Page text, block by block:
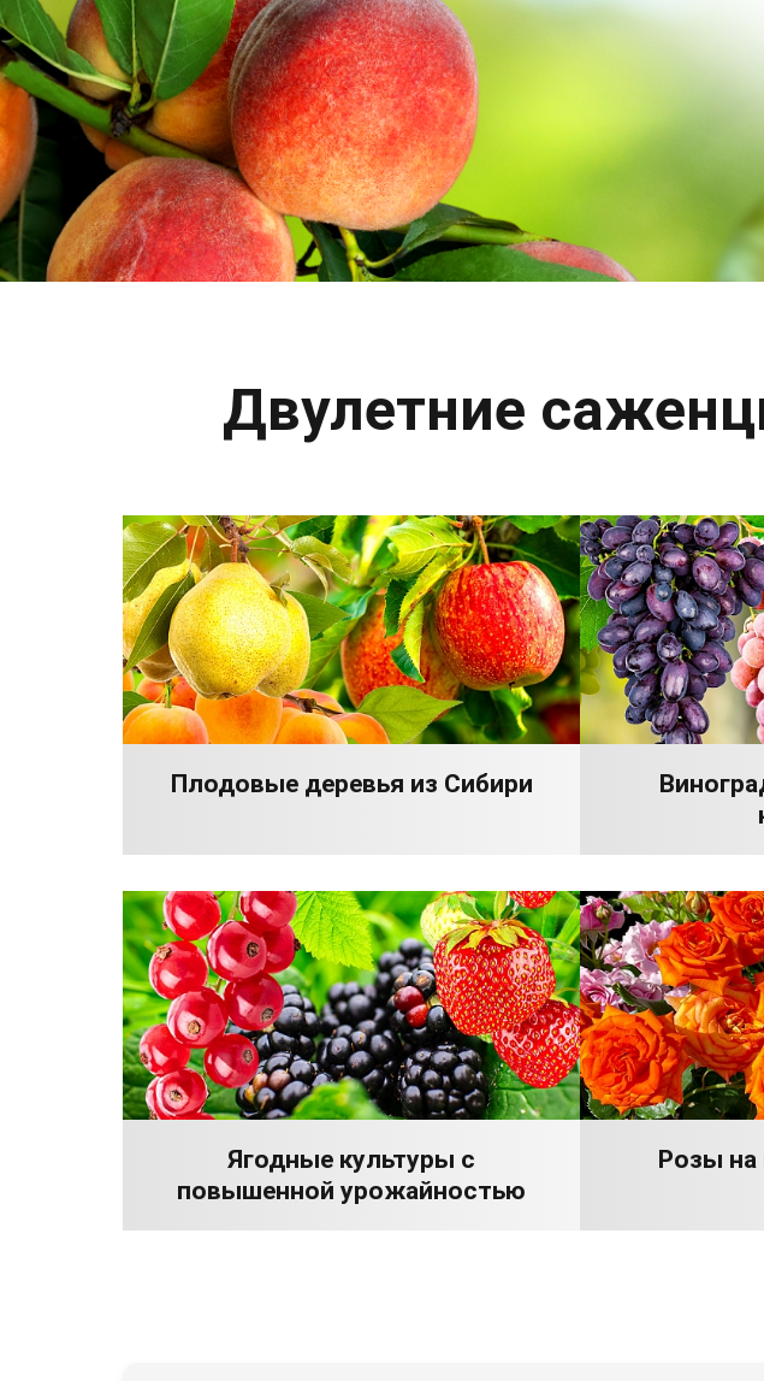
Двулетние
Плодовые деревья из Сибири
Ягодные культуры с
повышенной урожайностью
Розы на